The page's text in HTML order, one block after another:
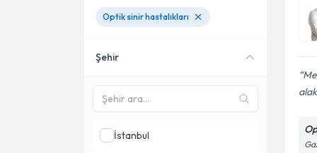
Optik sinir hastalıkları
Şehir
İstanbul